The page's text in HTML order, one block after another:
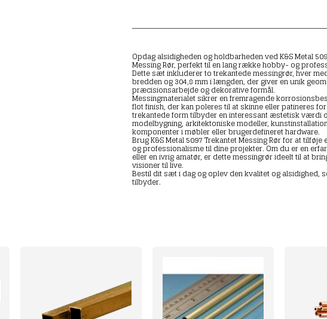
Opdag alsidigheden og holdbarheden ved K&S Metal
Messing Rør, perfekt til en lang række hobby- og
Dette sæt inkluderer to trekantede messingrør, hver
bredden og 304,8 mm i længden, der giver en unik
præcisionsarbejde og dekorative formål.
Messingmaterialet sikrer en fremragende
flot finish, der kan poleres til at skinne eller patineres
trekantede form tilbyder en interessant æstetisk værdi
modelbygning, arkitektoniske modeller,
komponenter i møbler eller brugerdefineret hardware.
Brug K&S Metal 5097 Trekantet Messing Rør for at tilføje
og professionalisme til dine projekter. Om du er en
eller en ivrig amatør, er dette messingrør ideelt til at
visioner til live.
Bestil dit sæt i dag og oplev den kvalitet og alsidighed,
tilbyder.